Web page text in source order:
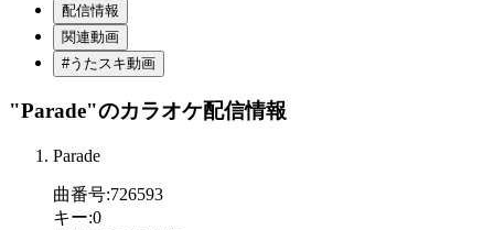
配信情報
関連動画
#うたスキ動画
"Parade"のカラオケ配信情報
Parade
曲番号:726593
キー:0